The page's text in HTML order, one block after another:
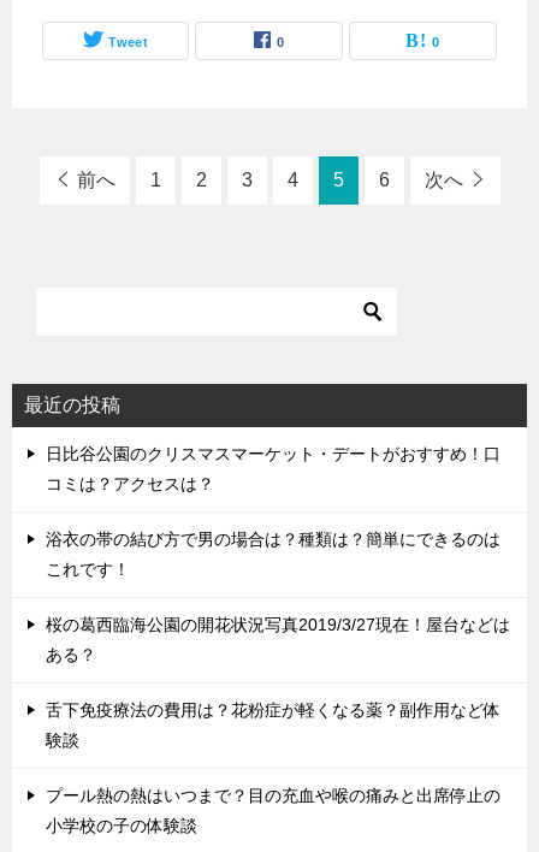
Tweet 0 0
前へ 1 2 3 4 5 6 次へ
最近の投稿
日比谷公園のクリスマスマーケット・デートがおすすめ！口
コミは？アクセスは？
浴衣の帯の結び方で男の場合は？種類は？簡単にできるのは
これです！
桜の葛西臨海公園の開花状況写真2019/3/27現在！屋台などは
ある？
舌下免疫療法の費用は？花粉症が軽くなる薬？副作用など体
験談
プール熱の熱はいつまで？目の充血や喉の痛みと出席停止の
小学校の子の体験談